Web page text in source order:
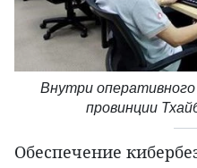
Внутри
провинции
Обеспечение